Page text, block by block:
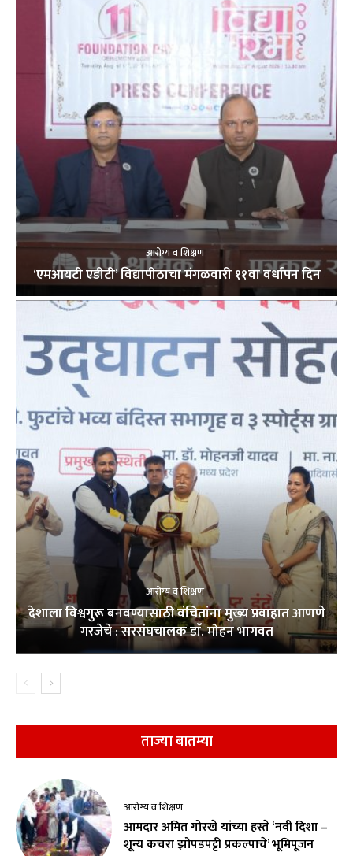
आरोग्य व शिक्षण
‘एमआयटी एडीटी’ विद्यापीठाचा मंगळवारी ११वा वर्धापन दिन
आरोग्य व शिक्षण
देशाला विश्वगुरू बनवण्यासाठी वंचितांना मुख्य प्रवाहात आणणे
गरजेचे : सरसंघचालक डाॅ. मोहन भागवत
ताज्या बातम्या
आरोग्य व शिक्षण
आमदार अमित गोरखे यांच्या हस्ते ‘नवी दिशा –
शून्य कचरा झोपडपट्टी प्रकल्पाचे’ भूमिपूजन